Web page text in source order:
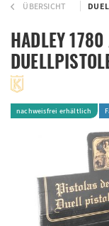
ÜBERSICHT
HADLEY
nachweisfrei erhältlich